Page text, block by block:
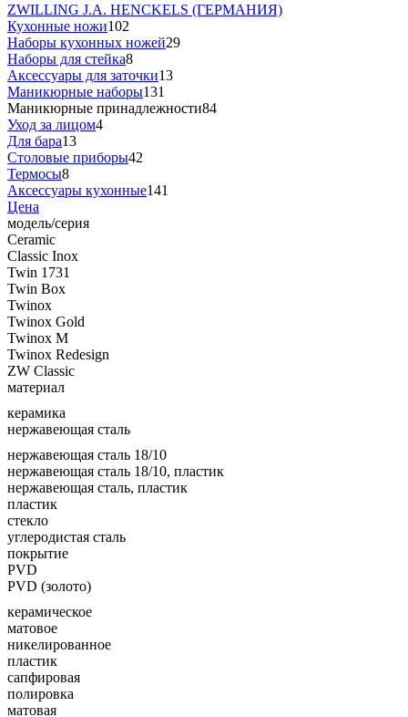
ZWILLING J.A. HENCKELS (ГЕРМАНИЯ)
Кухонные ножи102
Наборы кухонных ножей29
Наборы для стейка8
Аксессуары для заточки13
Маникюрные наборы131
Маникюрные принадлежности84
Уход за лицом4
Для бара13
Столовые приборы42
Термосы8
Аксессуары кухонные141
Цена
модель/серия
Ceramic
Classic Inox
Twin 1731
Twin Box
Twinox
Twinox Gold
Twinox M
Twinox Redesign
ZW Classic
материал
керамика
нержавеющая сталь
нержавеющая сталь 18/10
нержавеющая сталь 18/10, пластик
нержавеющая сталь, пластик
пластик
стекло
углеродистая сталь
покрытие
PVD
PVD (золото)
керамическое
матовое
никелированное
пластик
сапфировая
полировка
матовая